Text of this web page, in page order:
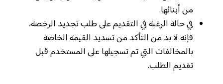
من أبنائها.
في حالة الرغبة في التقديم على طلب تجديد الرخصة،
فإنه لا بد من التأكد من تسديد القيمة الخاصة
بالمخالفات التي تم تسجيلها على المستخدم قبل
تقديم الطلب.